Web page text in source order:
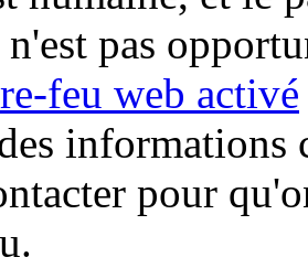
pas
feu web activé
informations
pour